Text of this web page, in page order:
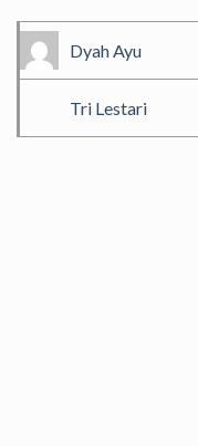
Dyah Ayu
Tri Lestari